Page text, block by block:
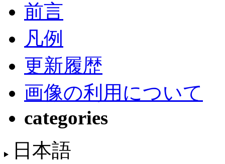
前言
凡例
更新履歴
画像の利用について
categories
日本語